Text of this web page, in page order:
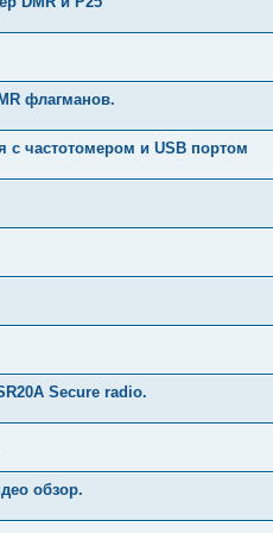
флагманов.
с частотомером и USB портом
Secure radio.
обзор.